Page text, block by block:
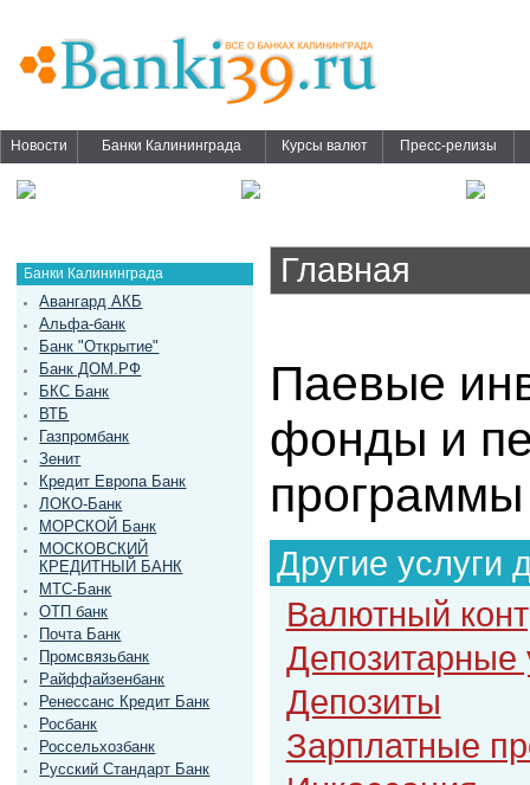
Новости Банки Калининграда Курсы валют Пресс-релизы
Банки Калининграда
Авангард АКБ
Альфа-банк
Банк "Открытие"
Банк ДОМ.РФ
БКС Банк
ВТБ
Газпромбанк
Зенит
Кредит Европа Банк
ЛОКО-Банк
МОРСКОЙ Банк
МОСКОВСКИЙ
КРЕДИТНЫЙ БАНК
МТС-Банк
ОТП банк
Почта Банк
Промсвязьбанк
Райффайзенбанк
Ренессанс Кредит Банк
Росбанк
Россельхозбанк
Русский Стандарт Банк
Главная
Паевые
фонды и
программы
Другие услуги
Валютный
Депозитарные
Депозиты
Зарплатные